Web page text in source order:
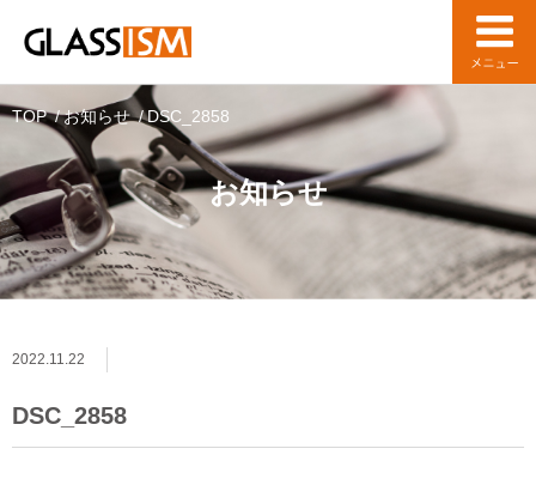
お知らせ
TOP お知らせ DSC_2858
2022.11.22
DSC_2858